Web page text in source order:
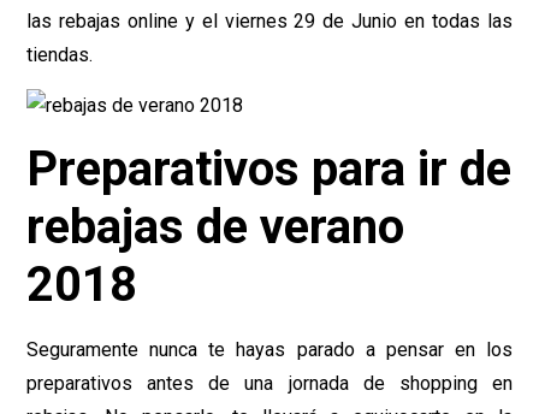
las rebajas online y el viernes 29 de Junio en todas las
tiendas.
Preparativos para ir de
rebajas de verano
2018
Seguramente nunca te hayas parado a pensar en los
preparativos antes de una jornada de shopping en